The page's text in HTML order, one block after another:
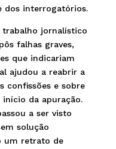
dos interrogatórios.
trabalho jornalístico
falhas graves,
que indicariam
ajudou a reabrir a
confissões e sobre
da apuração.
a ser visto
solução
um retrato de